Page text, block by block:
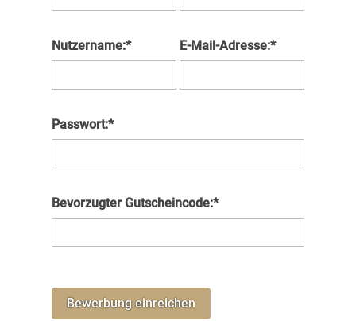
Nutzername:* E-Mail-Adresse:*
Passwort:*
Bevorzugter Gutscheincode:*